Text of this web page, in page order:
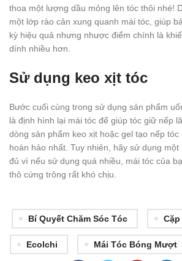
thoa một lượng dầu mỏng lên tóc thôi nhé!
một lớp rào cản xung quanh mái tóc, giúp
kỳ hiệu quả nhưng nhược điểm chính là
dính nhiều hơn.
Sử dụng keo xịt tóc
Bước cuối cùng trong sử dụng sản phẩm
là định hình lại mái tóc để giúp tóc giữ nếp
dòng sản phẩm keo xịt hoặc gel tạo nếp
hoàn hảo nhất. Tuy nhiên, hãy sử dụng
đủ vì nếu sử dụng quá nhiều, mái tóc của
thô cứng trông rất khó chịu.
Bí Quyết Chăm Sóc Tóc
Ecolchi Mái Tóc Bóng Mượt